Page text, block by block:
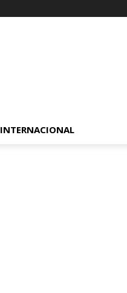
INTERNACIONAL